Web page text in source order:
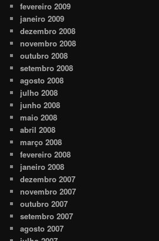
fevereiro 2009
janeiro 2009
dezembro 2008
novembro 2008
outubro 2008
setembro 2008
agosto 2008
julho 2008
junho 2008
maio 2008
abril 2008
março 2008
fevereiro 2008
janeiro 2008
dezembro 2007
novembro 2007
outubro 2007
setembro 2007
agosto 2007